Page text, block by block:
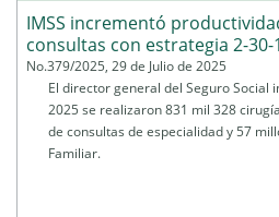
IMSS incrementó
consultas con estrategia 2-30-
No.379/2025, 29 de Julio de 2025
El director general del Seguro Social
2025 se realizaron 831 mil 328
de consultas de especialidad y 57
Familiar.